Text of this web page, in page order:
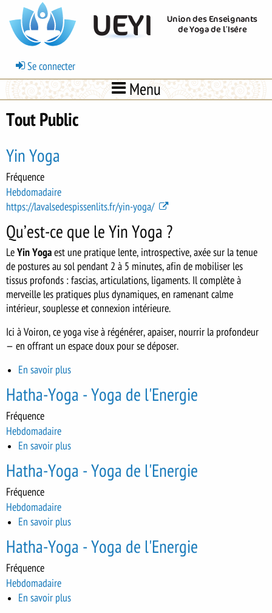
contenu
principal
UEYI
Union des Enseignants
de Yoga de l’Isère
Menu
du
compte
de
l'utilisateur
Se connecter
Menu
Tout Public
Yin Yoga
Fréquence
Hebdomadaire
https://lavalsedespissenlits.fr/yin-yoga/
Qu’est-ce que le Yin Yoga ?
Le Yin Yoga est une pratique lente, introspective, axée sur la tenue
de postures au sol pendant 2 à 5 minutes, afin de mobiliser les
tissus profonds : fascias, articulations, ligaments. Il complète à
merveille les pratiques plus dynamiques, en ramenant calme
intérieur, souplesse et connexion intérieure.
Ici à Voiron, ce yoga vise à régénérer, apaiser, nourrir la profondeur
— en offrant un espace doux pour se déposer.
En savoir plus
Yoga
Hatha-Yoga - Yoga de l'Energie
Fréquence
Hebdomadaire
En savoir plus
Yoga
Hatha-Yoga - Yoga de l'Energie
Fréquence
Hebdomadaire
En savoir plus
Yoga
Hatha-Yoga - Yoga de l'Energie
Fréquence
Hebdomadaire
En savoir plus